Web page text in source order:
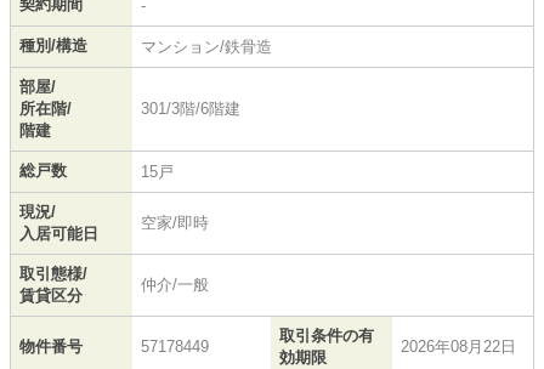
契約期間 -
種別/構造 マンション/鉄骨造
部屋/
所在階/
階建
301/3階/6階建
総戸数 15戸
現況/
入居可能日
空家/即時
取引態様/
賃貸区分
仲介/一般
物件番号 57178449
取引条件の有
効期限
2026年08月22日